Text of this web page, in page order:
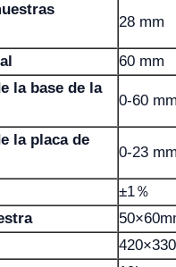
28 mm
60 mm
la base de la
0-60
la placa de
0-23 mm
±1％